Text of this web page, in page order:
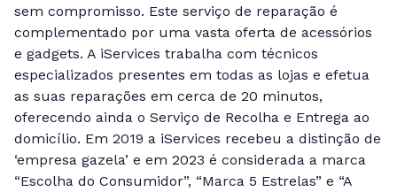
sem compromisso. Este serviço de reparação é
complementado por uma vasta oferta de acessórios
e gadgets. A iServices trabalha com técnicos
especializados presentes em todas as lojas e efetua
as suas reparações em cerca de 20 minutos,
oferecendo ainda o Serviço de Recolha e Entrega ao
domicílio. Em 2019 a iServices recebeu a distinção de
‘empresa gazela’ e em 2023 é considerada a marca
“Escolha do Consumidor”, “Marca 5 Estrelas” e “A